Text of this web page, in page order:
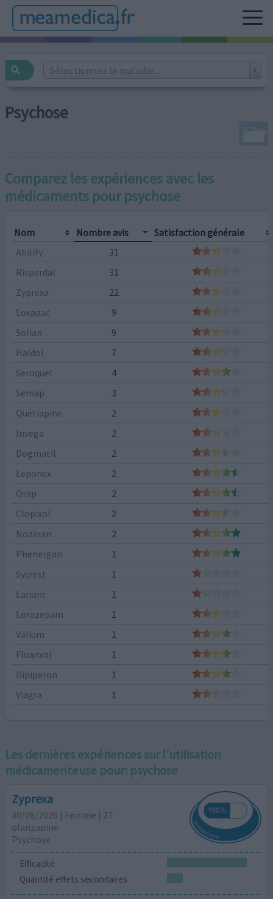
Sélectionnez la maladie...
Psychose
Comparez les expériences avec les
médicaments pour psychose
Nom Nombre avis
Satisfaction générale
Abilify
31
Risperdal
31
Zyprexa
22
Loxapac
9
Solian
9
Haldol
7
Seroquel
4
Semap
3
Quétiapine
2
Invega
2
Dogmatil
2
Leponex
2
Orap
2
Clopixol
2
Nozinan
2
Phenergan
1
Sycrest
1
Lariam
1
Lorazepam
1
Valium
1
Fluanxol
1
Dipiperon
1
Viagra
1
Les dernières expériences sur l’utilisation
médicamenteuse pour: psychose
Zyprexa
30/06/2026 | Femme | 27
olanzapine
Psychose
Efficacité
Quantité effets secondaires